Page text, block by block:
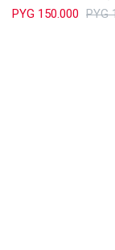
PYG 150.000 PYG